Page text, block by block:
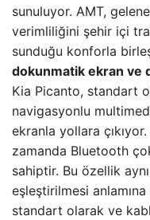
sunuluyor. AMT,
verimliliğini şehir içi
sunduğu konforla
dokunmatik ekran ve
Kia Picanto, standart
navigasyonlu
ekranla yollara
zamanda Bluetooth
sahiptir. Bu özellik
eşleştirilmesi
standart olarak ve